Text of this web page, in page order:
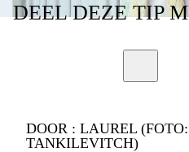
DEELDEZE TIP
DOOR : LAUREL
TANKILEVITCH)